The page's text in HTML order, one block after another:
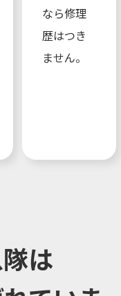
なら修理
歴はつき
ません。
は